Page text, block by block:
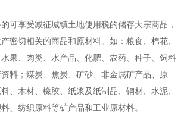
享受减征城镇土地使用税的储存大宗商品，
密切相关的商品和原材料。如：粮食、棉花、
果、肉类、水产品、化肥、农药、种子、饲料
料；煤炭、焦炭、矿砂、非金属矿产品、原
、木材、橡胶、纸浆及纸制品、钢材、水泥、
、纺织原料等矿产品和工业原材料。